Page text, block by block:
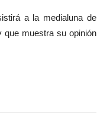
a la medialuna de
que muestra su opinión